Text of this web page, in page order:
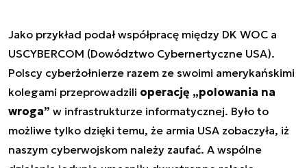
Jako przykład podał współpracę między DK WOC a
USCYBERCOM (Dowództwo Cybernertyczne USA).
Polscy cyberżołnierze razem ze swoimi amerykańskimi
kolegami przeprowadzili operację „polowania na
wroga” w infrastrukturze informatycznej. Było to
możliwe tylko dzięki temu, że armia USA zobaczyła, iż
naszym cyberwojskom należy zaufać. A wspólne